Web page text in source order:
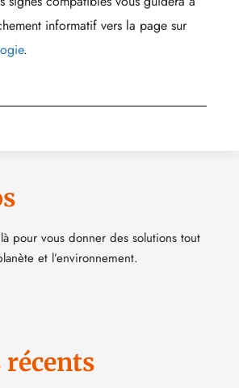
informatif vers la page sur
.
pour vous donner des solutions tout
et l’environnement.